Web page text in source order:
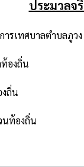
ประมวลจ
ารเทศบาลตำบลภูวง
องถิ่น
ถิ่น
นท้องถิ่น